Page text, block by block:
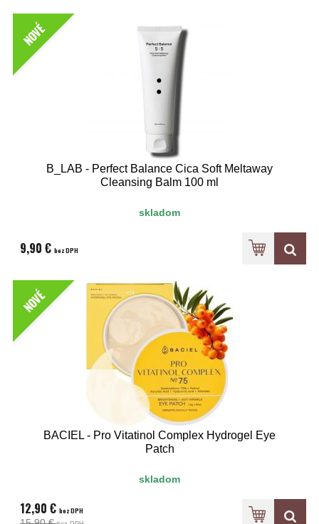
NOVÉ
B_LAB - Perfect Balance Cica Soft Meltaway
Cleansing Balm 100 ml
skladom
9,90 € bez DPH
NOVÉ
BACIEL - Pro Vitatinol Complex Hydrogel Eye
Patch
skladom
12,90 € bez DPH